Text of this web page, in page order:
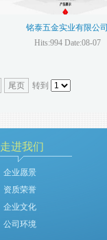
铭泰五金实业有限公司
Hits:994 Date:08-07
尾页 转到
走进我们
企业愿景
资质荣誉
企业文化
公司环境